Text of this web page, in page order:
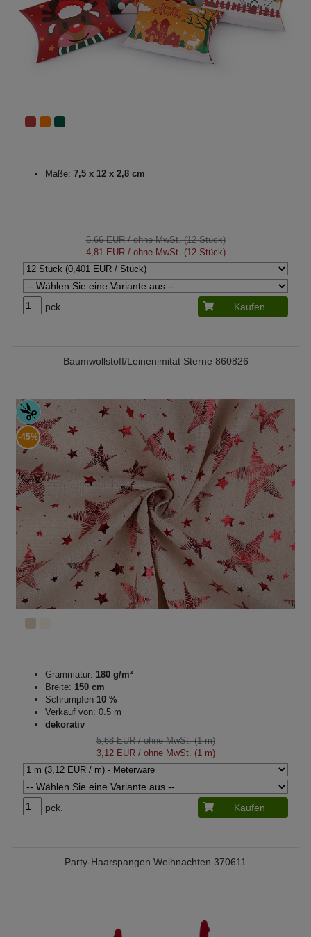
Maße: 7,5 x 12 x 2,8 cm
5,66 EUR/ ohne MwSt. (12 Stück)
4,81 EUR/ ohne MwSt. (12 Stück)
pck. Kaufen
Baumwollstoff/Leinenimitat Sterne 860826
-45%
Grammatur: 180 g/m²
Breite: 150 cm
Schrumpfen 10 %
Verkauf von: 0.5 m
dekorativ
5,68 EUR/ ohne MwSt. (1 m)
3,12 EUR/ ohne MwSt. (1 m)
pck. Kaufen
Party-Haarspangen Weihnachten 370611